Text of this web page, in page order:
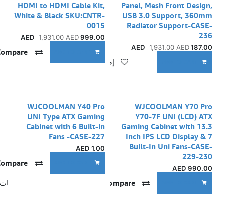
Panel, Mesh Front Design,
USB 3.0 Support, 360mm
Radiator Support-CASE-
236
187.00
AED
1,931.00AED
إضافة إلى قائمة الأمنيات
HDMI to HDMI Cable Kit,
White & Black SKU:CNTR-
0015
999.00
AED
1,931.00AED
WJCOOLMAN Y70 Pro
Y70-7F UNI (LCD) ATX
Gaming Cabinet with 13.3
Inch IPS LCD Display & 7
Built-In Uni Fans-CASE-
229-230
990.00
Compare إضافة إلى قائمة
WJCOOLMAN Y40 Pro
UNI Type ATX Gaming
Cabinet with 6 Built-in
Fans -CASE-227
1.00
AED